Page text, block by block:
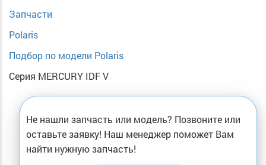
Запчасти
Polaris
Подбор по модели Polaris
Серия MERCURY IDF V
Не нашли запчасть или модель? Позвоните или
оставьте заявку! Наш менеджер поможет Вам
найти нужную запчасть!